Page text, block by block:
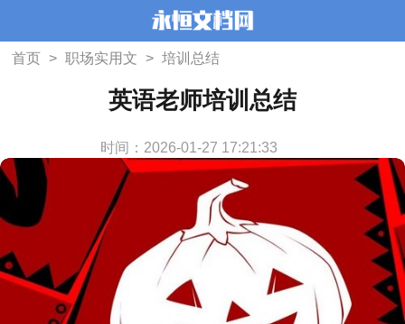
首页 > 职场实用文 > 培训总结
英语老师培训总结
时间：2026-01-27 17:21:33